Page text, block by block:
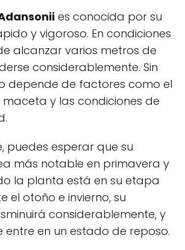
es conocida por su
y vigoroso. En condiciones
alcanzar varios metros de
considerablemente. Sin
depende de factores como el
y las condiciones de
puedes esperar que su
más notable en primavera y
la planta está en su etapa
el otoño e invierno, su
considerablemente, y
entre en un estado de reposo.